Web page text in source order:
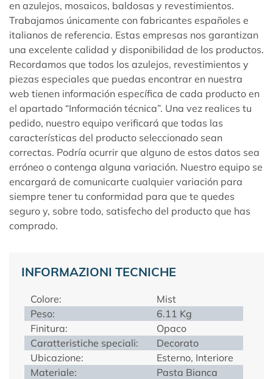
en azulejos, mosaicos, baldosas y revestimientos.
Trabajamos únicamente con fabricantes españoles e
italianos de referencia. Estas empresas nos garantizan
una excelente calidad y disponibilidad de los productos.
Recordamos que todos los azulejos, revestimientos y
piezas especiales que puedas encontrar en nuestra
web tienen información específica de cada producto en
el apartado “Información técnica”. Una vez realices tu
pedido, nuestro equipo verificará que todas las
características del producto seleccionado sean
correctas. Podría ocurrir que alguno de estos datos sea
erróneo o contenga alguna variación. Nuestro equipo se
encargará de comunicarte cualquier variación para
siempre tener tu conformidad para que te quedes
seguro y, sobre todo, satisfecho del producto que has
comprado.
INFORMAZIONI TECNICHE
Colore:
Mist
Peso:
6.11 Kg
Finitura:
Opaco
Caratteristiche speciali:
Decorato
Ubicazione:
Esterno, Interiore
Materiale:
Pasta Bianca